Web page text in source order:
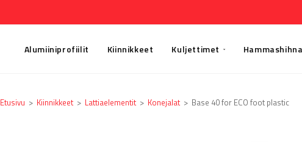
Alumiiniprofiilit Kiinnikkeet Kuljettimet
Etusivu > Kiinnikkeet > Lattia­elementit > Konejalat > Base 40 for ECO foot plastic